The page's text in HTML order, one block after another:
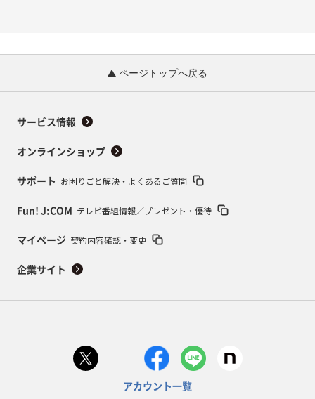
ページトップへ戻る
サービス情報
オンラインショップ
サポート お困りごと解決・よくあるご質問
Fun! J:COM テレビ番組情報／プレゼント・優待
マイページ 契約内容確認・変更
企業サイト
アカウント一覧